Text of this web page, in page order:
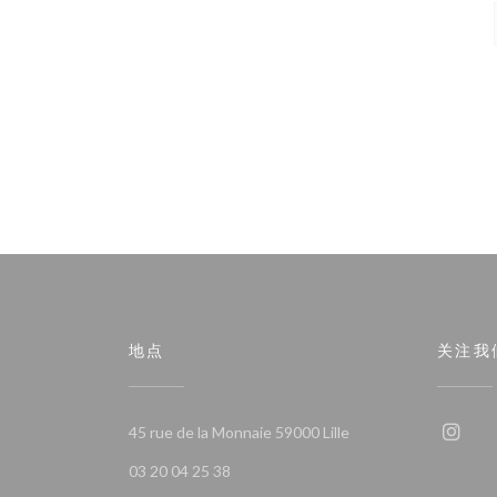
地点
45 rue de la Monnaie 59000 Lille((在新窗口中打开))
03 20 04 25 38
关注我